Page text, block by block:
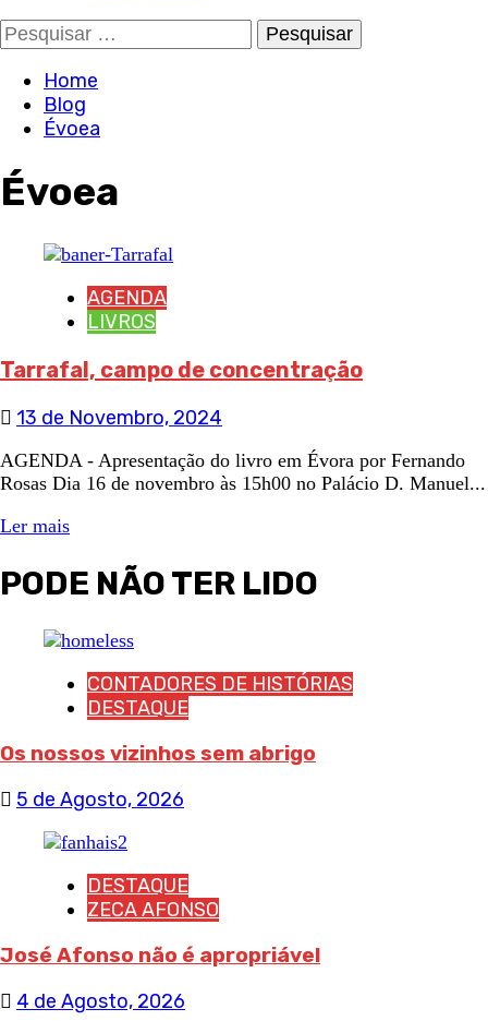
Pesquisar
por:
Home
Blog
Évoea
Évoea
AGENDA
LIVROS
Tarrafal, campo de concentração
13 de Novembro, 2024
AGENDA - Apresentação do livro em Évora por Fernando
Rosas Dia 16 de novembro às 15h00 no Palácio D. Manuel...
Ler mais
PODE NÃO TER LIDO
CONTADORES DE HISTÓRIAS
DESTAQUE
Os nossos vizinhos sem abrigo
5 de Agosto, 2026
DESTAQUE
ZECA AFONSO
José Afonso não é apropriável
4 de Agosto, 2026